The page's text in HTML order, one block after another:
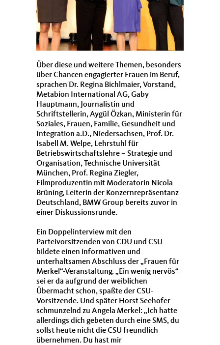
Über diese und weitere Themen, besonders
über Chancen engagierter Frauen im Beruf,
sprachen Dr. Regina Bichlmaier, Vorstand,
Metabion International AG, Gaby
Hauptmann, Journalistin und
Schriftstellerin, Aygül Özkan, Ministerin für
Soziales, Frauen, Familie, Gesundheit und
Integration a.D., Niedersachsen, Prof. Dr.
Isabell M. Welpe, Lehrstuhl für
Betriebswirtschaftslehre – Strategie und
Organisation, Technische Universität
München, Prof. Regina Ziegler,
Filmproduzentin mit Moderatorin Nicola
Brüning, Leiterin der Konzernrepräsentanz
Deutschland, BMW Group bereits zuvor in
einer Diskussionsrunde.
Ein Doppelinterview mit den
Parteivorsitzenden von CDU und CSU
bildete einen informativen und
unterhaltsamen Abschluss der „Frauen für
Merkel“-Veranstaltung. „Ein wenig nervös“
sei er da aufgrund der weiblichen
Übermacht schon, spaßte der CSU-
Vorsitzende. Und später Horst Seehofer
schmunzelnd zu Angela Merkel: „Ich hatte
allerdings dich gebeten durch eine SMS, du
sollst heute nicht die CSU freundlich
übernehmen. Du hast mir